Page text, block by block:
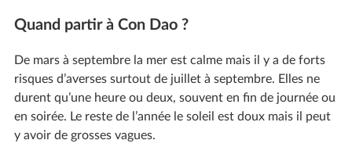
Quand partir à Con Dao ?
De mars à septembre la mer est calme mais il y a de forts
risques d’averses surtout de juillet à septembre. Elles ne
durent qu’une heure ou deux, souvent en fin de journée ou
en soirée. Le reste de l’année le soleil est doux mais il peut
y avoir de grosses vagues.